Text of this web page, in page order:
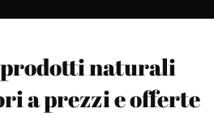
prodotti naturali
a prezzi e offerte